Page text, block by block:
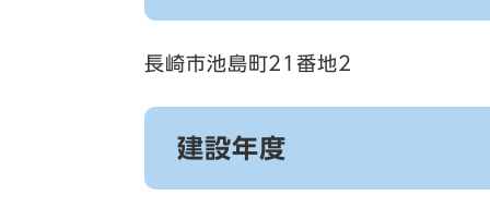
長崎市池島町21番地2
建設年度